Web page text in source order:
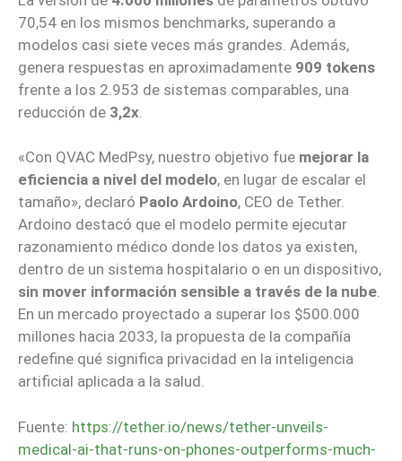
70,54 en los mismos benchmarks, superando a
modelos casi siete veces más grandes. Además,
genera respuestas en aproximadamente 909 tokens
frente a los 2.953 de sistemas comparables, una
reducción de 3,2x
«Con QVAC MedPsy, nuestro objetivo fue mejorar la
eficiencia a nivel del modelo, en lugar de escalar el
tamaño», declaró Paolo Ardoino, CEO de Tether.
Ardoino destacó que el modelo permite ejecutar
razonamiento médico donde los datos ya existen,
dentro de un sistema hospitalario o en un dispositivo,
sin mover información sensible a través de la nube.
En un mercado proyectado a superar los $500.000
millones hacia 2033, la propuesta de la compañía
redefine qué significa privacidad en la inteligencia
artificial aplicada a la salud.
Fuente: https://tether.io/news/tether-unveils-
medical-ai-that-runs-on-phones-outperforms-much-